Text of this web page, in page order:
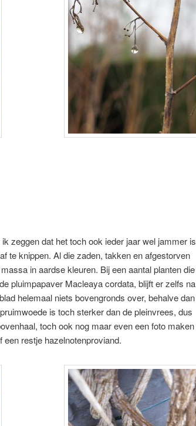
zeggen dat het toch ook ieder jaar wel jammer is
te knippen. Al die zaden, takken en afgestorven
in aardse kleuren. Bij een aantal planten die
pluimpapaver Macleaya cordata, blijft er zelfs na
helemaal niets bovengronds over, behalve dan
is toch sterker dan de pleinvrees, dus
toch ook nog maar even een foto maken
restje hazelnotenproviand.